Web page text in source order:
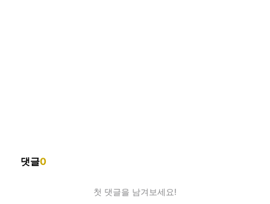
댓글0
첫 댓글을 남겨보세요!